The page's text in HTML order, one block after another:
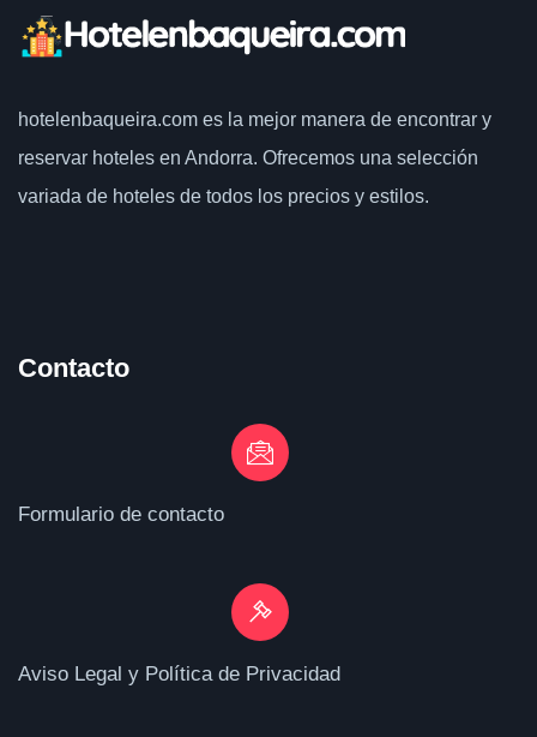
hotelenbaqueira.com es la mejor manera de encontrar y
reservar hoteles en Andorra. Ofrecemos una selección
variada de hoteles de todos los precios y estilos.
Contacto
Formulario de contacto
Aviso Legal y Política de Privacidad